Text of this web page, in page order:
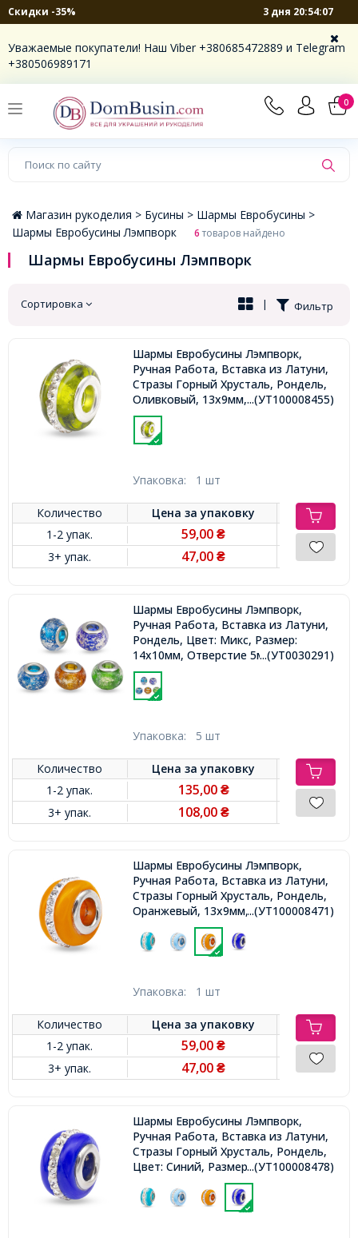
Скидки -35% 3 дня 20:54:07
Уважаемые покупатели! Наш Viber +380685472889 и Telegram
+380506989171
0
×
Магазин рукоделия > Бусины > Шармы Евробусины >
Шармы Евробусины Лэмпворк
6товаров найдено
Шармы Евробусины Лэмпворк
Сортировка Фильтр
|
Шармы Евробусины Лэмпворк,
Ручная Работа, Вставка из Латуни,
Стразы Горный Хрусталь, Рондель,
Оливковый, 13х9мм, Отв-тие 5мм,
...(УТ100008455)
Упаковка: 1 шт
Количество Цена заупаковку
1-2 упак.
59,00₴
3+ упак. 47,00₴
Шармы Евробусины Лэмпворк,
Ручная Работа, Вставка из Латуни,
Рондель, Цвет: Микс, Размер:
14х10мм, Отверстие 5мм,...(УТ0030291)
Упаковка: 5 шт
Количество Цена заупаковку
1-2 упак.
135,00 ₴
3+ упак. 108,00 ₴
Шармы Евробусины Лэмпворк,
Ручная Работа, Вставка из Латуни,
Стразы Горный Хрусталь, Рондель,
Оранжевый, 13х9мм, Отв-тие 5мм,
...(УТ100008471)
Упаковка: 1 шт
Количество Цена заупаковку
1-2 упак.
59,00₴
3+ упак. 47,00₴
Шармы Евробусины Лэмпворк,
Ручная Работа, Вставка из Латуни,
Стразы Горный Хрусталь, Рондель,
Цвет: Синий, Размер: 13х9мм, Отв-
...(УТ100008478)